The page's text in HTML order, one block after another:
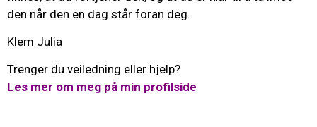
den når den en dag står foran deg.
Klem Julia
Trenger du veiledning eller hjelp?
Les mer om meg på min profilside